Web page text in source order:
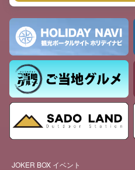
JOKER BOX イベント